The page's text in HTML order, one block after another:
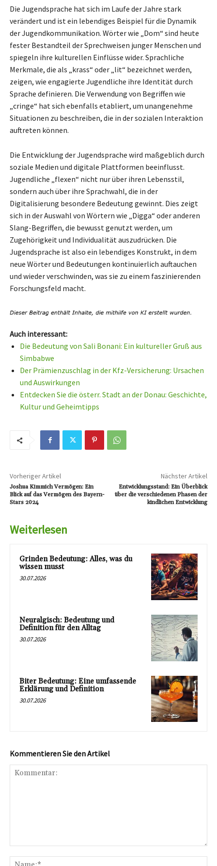
Die Jugendsprache hat sich im Laufe der Jahre stark
verändert und ist ein lebendiges Beispiel für die Dynamik
der Jugendkommunikation. Wörter wie „Dom“ sind heute
fester Bestandteil der Sprechweisen junger Menschen und
spiegeln ihre kulturellen Einflüsse wider. Sprachliche
Merkmale, die als „krass“ oder „lit“ bezeichnet werden,
zeigen, wie engagierte Jugendliche ihre Identität durch
Sprache definieren. Die Verwendung von Begriffen wie
„cringe“ hat sich ebenfalls etabliert, um unangenehme
Situationen zu beschreiben, die in der sozialen Interaktion
auftreten können.
Die Entwicklung der Jugendsprache wird maßgeblich durch
soziale Medien und digitale Plattformen beeinflusst.
Jugendliche „flexen“ nicht nur über ihren Lebensstil,
sondern auch über ihre Sprachwahl, die in der
Digitalisierung besondere Bedeutung gewinnt. Dies zeigt
sich in der Auswahl von Wörtern wie „Digga“ oder anderen
Slang-Begriffen, die bewusst genutzt werden, um
Zugehörigkeit und Individualität auszudrücken. Die
Jugendsprache ist also ein lebendiges Konstrukt, in dem
neue Wörter und Bedeutungen kontinuierlich auftauchen
und wieder verschwinden, was sie zu einem faszinierenden
Forschungsfeld macht.
Auch interessant:
Die Bedeutung von Sali Bonani: Ein kultureller Gruß aus
Simbabwe
Der Prämienzuschlag in der Kfz-Versicherung: Ursachen
und Auswirkungen
Entdecken Sie die österr. Stadt an der Donau: Geschichte,
Kultur und Geheimtipps
Vorheriger Artikel
Joshua Kimmich Vermögen: Ein
Blick auf das Vermögen des Bayern-
Stars 2024
Nächster Artikel
Entwicklungsstand: Ein Überblick
über die verschiedenen Phasen der
kindlichen Entwicklung
Weiterlesen
Grinden Bedeutung: Alles, was du
wissen musst
30.07.2026
Neuralgisch: Bedeutung und
Definition für den Alltag
30.07.2026
Biter Bedeutung: Eine umfassende
Erklärung und Definition
30.07.2026
Kommentieren Sie den Artikel